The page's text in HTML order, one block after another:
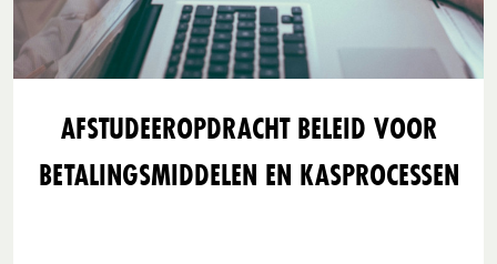
AFSTUDEEROPDRACHT BELEID VOOR
BETALINGSMIDDELEN EN KASPROCESSEN